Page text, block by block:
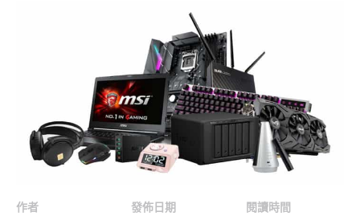
作者
發佈日期
閱讀時間